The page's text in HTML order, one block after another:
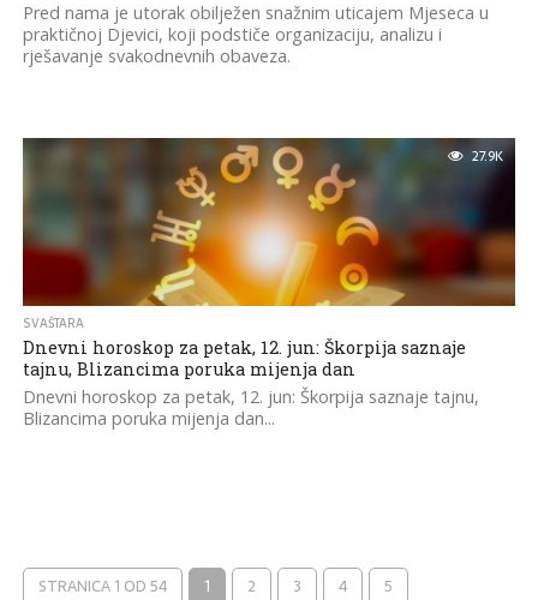
Pred nama je utorak obilježen snažnim uticajem Mjeseca u
praktičnoj Djevici, koji podstiče organizaciju, analizu i
rješavanje svakodnevnih obaveza.
27.9K
SVAŠTARA
Dnevni horoskop za petak, 12. jun: Škorpija saznaje
tajnu, Blizancima poruka mijenja dan
Dnevni horoskop za petak, 12. jun: Škorpija saznaje tajnu,
Blizancima poruka mijenja dan...
STRANICA 1 OD 54 1 2 3 4
5